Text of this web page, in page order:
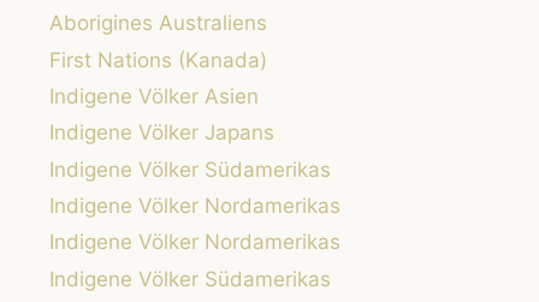
Aborigines Australiens
First Nations (Kanada)
Indigene Völker Asien
Indigene Völker Japans
Indigene Völker Südamerikas
Indigene Völker Nordamerikas
Indigene Völker Nordamerikas
Indigene Völker Südamerikas